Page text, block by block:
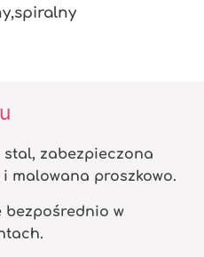
stal, zabezpieczona
malowana proszkowo.
bezpośrednio w